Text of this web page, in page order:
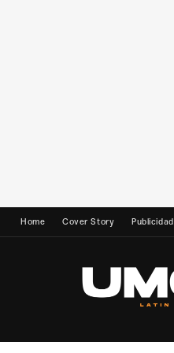
Home Cover Story Publicidad